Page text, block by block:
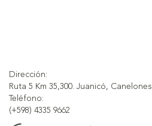
Dirección:
Ruta 5 Km 35,300. Juanicó, Canelones
Teléfono:
(+598) 4335 9662